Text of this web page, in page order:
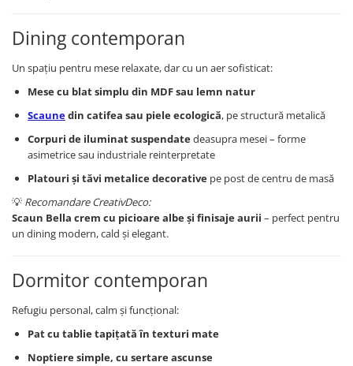
Dining contemporan
Un spațiu pentru mese relaxate, dar cu un aer sofisticat:
Mese cu blat simplu din MDF sau lemn natur
Scaunedin catifea sau piele ecologică, pe structură metalică
Corpuri de iluminat suspendatedeasupra mesei – forme
asimetrice sau industriale reinterpretate
Platouri și tăvi metalice decorative pe post de centru de masă
💡 Recomandare CreativDeco:
Scaun Bella crem cu picioare albe și finisaje aurii – perfect pentru
un dining modern, cald și elegant.
Dormitor contemporan
Refugiu personal, calm și funcțional:
Pat cu tablie tapițată în texturi mate
Noptiere simple, cu sertare ascunse